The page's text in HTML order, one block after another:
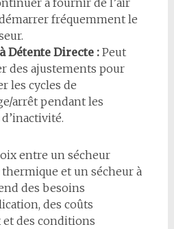
à fournir de l’air
fréquemment le
Détente Directe :Peut
des ajustements pour
les cycles de
arrêt pendant les
entre un sécheur
et un sécheur à
des besoins
des coûts
et des conditions